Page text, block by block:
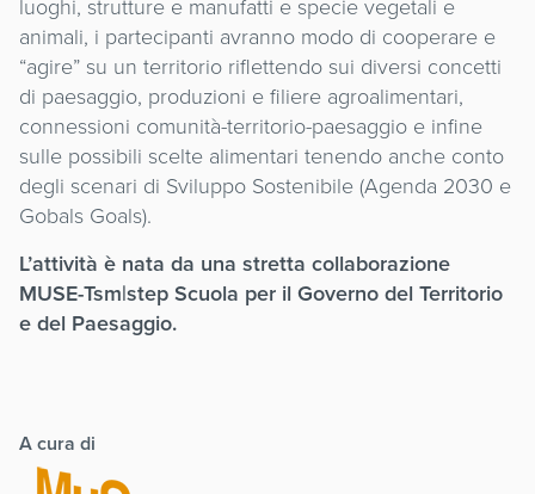
luoghi, strutture e manufatti e specie vegetali e
animali, i partecipanti avranno modo di cooperare e
“agire” su un territorio riflettendo sui diversi concetti
di paesaggio, produzioni e filiere agroalimentari,
connessioni comunità-territorio-paesaggio e infine
sulle possibili scelte alimentari tenendo anche conto
degli scenari di Sviluppo Sostenibile (Agenda 2030 e
Gobals Goals).
L’attività è nata da una stretta collaborazione
MUSE-Tsm|step Scuola per il Governo del Territorio
e del Paesaggio.
A cura di